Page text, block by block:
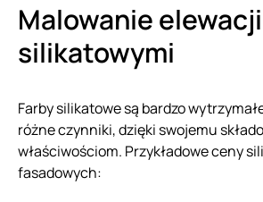
Malowanie
silikatowymi
Farby silikatowe są bardzo
różne czynniki, dzięki swojemu
właściwościom. Przykładowe ceny
fasadowych: